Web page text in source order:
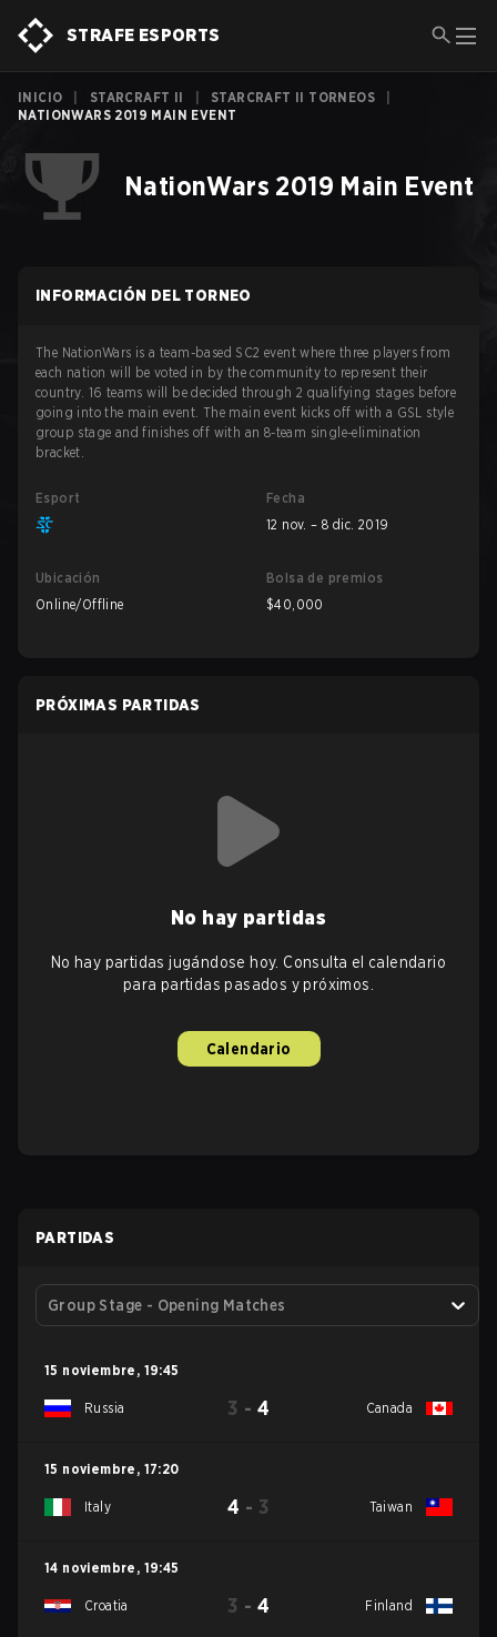
STRAFE ESPORTS
INICIO STARCRAFT II STARCRAFT II TORNEOS
NATIONWARS 2019 MAIN EVENT
NationWars 2019 Main Event
INFORMACIÓN DEL TORNEO
The NationWars is a team-based SC2 event where three players from
each nation will be voted in by the community to represent their
country. 16 teams will be decided through 2 qualifying stages before
going into the main event. The main event kicks off with a GSL style
group stage and finishes off with an 8-team single-elimination
bracket.
Esport
Fecha
12 nov. – 8 dic. 2019
Ubicación
Online/Offline
Bolsa de premios
$40,000
PRÓXIMAS PARTIDAS
No hay partidas
No hay partidas jugándose hoy. Consulta el calendario
para partidas pasados y próximos.
Calendario
PARTIDAS
Group Stage - Opening Matches
15 noviembre , 19:45
Russia 3 - 4 Canada
15 noviembre , 17:20
Italy 4 - 3 Taiwan
14 noviembre , 19:45
Croatia 3 - 4 Finland